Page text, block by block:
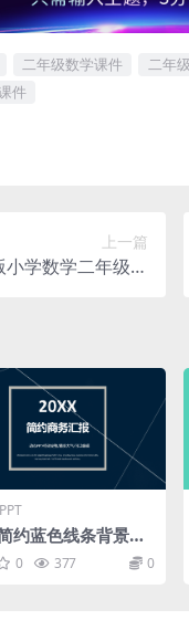
二年级数学课件 二年
件
上一篇
小学数学二年级下
约蓝色线条背景的
报PPT模板
0 377 0